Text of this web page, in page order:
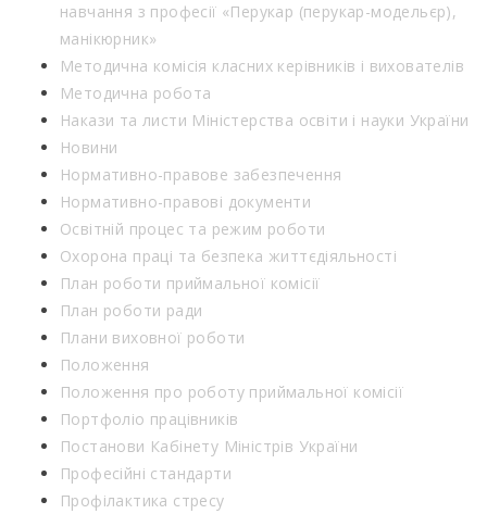
навчання з професії «Перукар (перукар-модельєр),
манікюрник»
Методична комісія класних керівників і вихователів
Методична робота
Накази та листи Міністерства освіти і науки України
Новини
Нормативно-правове забезпечення
Нормативно-правові документи
Освітній процес та режим роботи
Охорона праці та безпека життєдіяльності
План роботи приймальної комісії
План роботи ради
Плани виховної роботи
Положення
Положення про роботу приймальної комісії
Портфоліо працівників
Постанови Кабінету Міністрів України
Професійні стандарти
Профілактика стресу